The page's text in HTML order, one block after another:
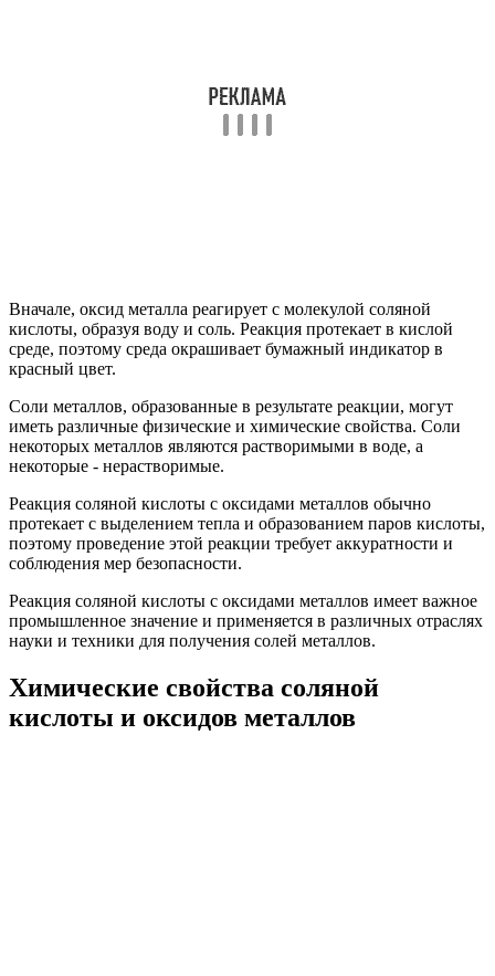
Вначале, оксид металла реагирует с молекулой соляной
кислоты, образуя воду и соль. Реакция протекает в кислой
среде, поэтому среда окрашивает бумажный индикатор в
красный цвет.
Соли металлов, образованные в результате реакции, могут
иметь различные физические и химические свойства. Соли
некоторых металлов являются растворимыми в воде, а
некоторые - нерастворимые.
Реакция соляной кислоты с оксидами металлов обычно
протекает с выделением тепла и образованием паров кислоты,
поэтому проведение этой реакции требует аккуратности и
соблюдения мер безопасности.
Реакция соляной кислоты с оксидами металлов имеет важное
промышленное значение и применяется в различных отраслях
науки и техники для получения солей металлов.
Химические свойства соляной
кислоты и оксидов металлов